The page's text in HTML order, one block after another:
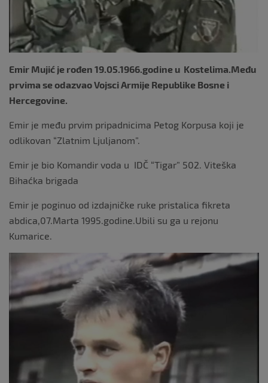
Emir Mujić je rođen 19.05.1966.godine u Kostelima.Među
prvima se odazvao Vojsci Armije Republike Bosne i
Hercegovine.
Emir je među prvim pripadnicima Petog Korpusa koji je
odlikovan “Zlatnim Ljuljanom”.
Emir je bio Komandir voda u IDČ “Tigar” 502. Viteška
Bihaćka brigada
Emir je poginuo od izdajničke ruke pristalica fikreta
abdica,07.Marta 1995.godine.Ubili su ga u rejonu
Kumarice.